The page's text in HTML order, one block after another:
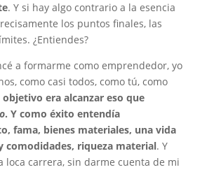
. Y si hay algo contrario a la esencia
los puntos finales, las
¿Entiendes?
a formarme como emprendedor, yo
como casi todos, como tú, como
objetivo era alcanzar eso que
. Y como éxito entendía
fama, bienes materiales, una vida
comodidades, riqueza material. Y
loca carrera, sin darme cuenta de mi